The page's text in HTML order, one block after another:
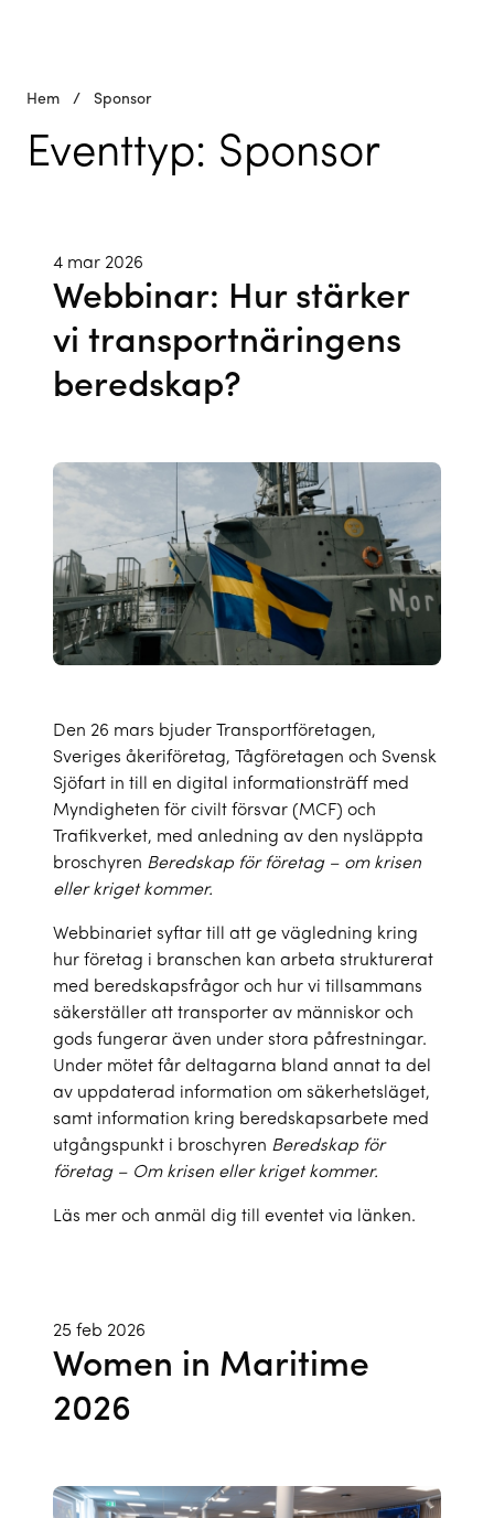
Hem / Sponsor
Eventtyp: Sponsor
4 mar 2026
Webbinar: Hur stärker
vi transportnäringens
beredskap?
Den 26 mars bjuder Transportföretagen,
Sveriges åkeriföretag, Tågföretagen och Svensk
Sjöfart in till en digital informationsträff med
Myndigheten för civilt försvar (MCF) och
Trafikverket, med anledning av den nysläppta
broschyren Beredskap för företag – om krisen
eller kriget kommer.
Webbinariet syftar till att ge vägledning kring
hur företag i branschen kan arbeta strukturerat
med beredskapsfrågor och hur vi tillsammans
säkerställer att transporter av människor och
gods fungerar även under stora påfrestningar.
Under mötet får deltagarna bland annat ta del
av uppdaterad information om säkerhetsläget,
samt information kring beredskapsarbete med
utgångspunkt i broschyren Beredskap för
företag – Om krisen eller kriget kommer.
Läs mer och anmäl dig till eventet via länken.
25 feb 2026
Women in Maritime
2026